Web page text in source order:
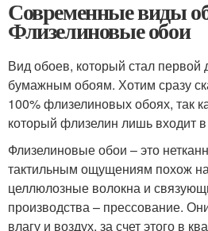
Современные виды
Флизелиновые обои
Вид обоев, который стал первой
бумажным обоям. Хотим сразу
100% флизелиновых обоях, так
который флизелин лишь входит
Флизелиновые обои – это
тактильным ощущениям похож
целлюлозные волокна и
производства – прессование.
влагу и воздух, за счет этого в